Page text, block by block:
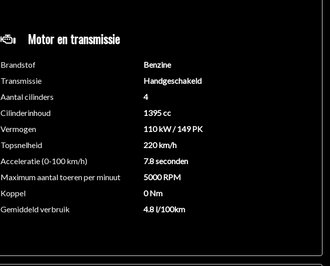
Motor en transmissie
Brandstof
Benzine
Transmissie
Handgeschakeld
Aantal cilinders
4
Cilinderinhoud
1395 cc
Vermogen
110 kW / 149 PK
Topsnelheid
220 km/h
Acceleratie (0-100 km/h)
7.8 seconden
Maximum aantal toeren per minuut
5000 RPM
Koppel
0 Nm
Gemiddeld verbruik
4.8 l/100km